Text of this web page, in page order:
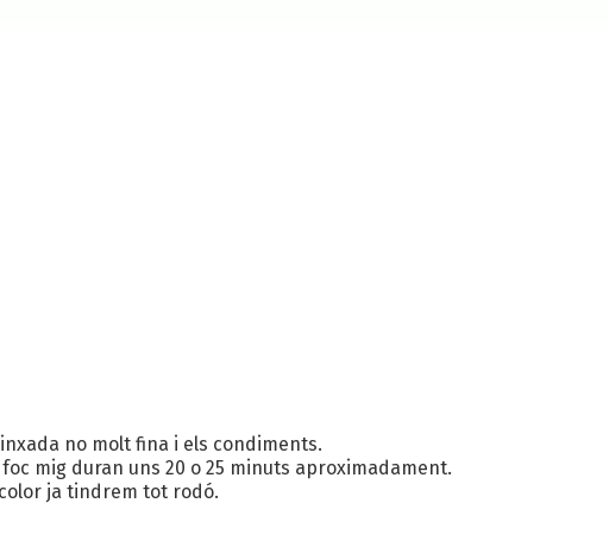
no molt fina i els condiments.
mig duran uns 20 o 25 minuts aproximadament.
ja tindrem tot rodó.